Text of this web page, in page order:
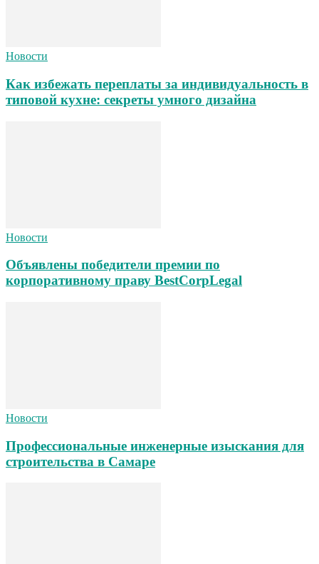
Новости
Как избежать переплаты за индивидуальность в
типовой кухне: секреты умного дизайна
Новости
Объявлены победители премии по
корпоративному праву BestCorpLegal
Новости
Профессиональные инженерные изыскания для
строительства в Самаре